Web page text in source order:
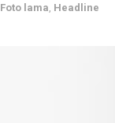
Foto lama Headline